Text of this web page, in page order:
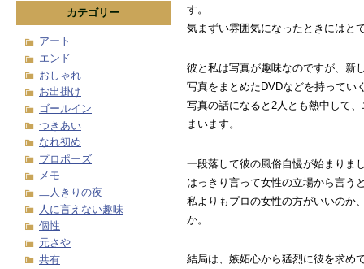
す。
気まずい雰囲気になったときにはと
彼と私は写真が趣味なのですが、新
写真をまとめたDVDなどを持ってい
写真の話になると2人とも熱中して
まいます。
一段落して彼の風俗自慢が始まりま
はっきり言って女性の立場から言う
私よりもプロの女性の方がいいのか
か。
結局は、嫉妬心から猛烈に彼を求め
カテゴリー
アート
エンド
おしゃれ
お出掛け
ゴールイン
つきあい
なれ初め
プロポーズ
メモ
二人きりの夜
人に言えない趣味
個性
元さや
共有